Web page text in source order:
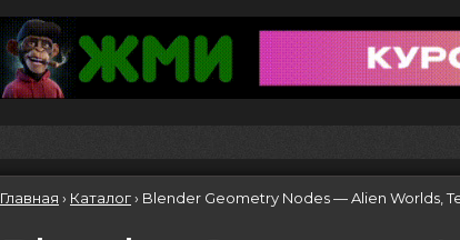
Главная › Каталог› Blender Geometry Nodes — Alien Worlds,